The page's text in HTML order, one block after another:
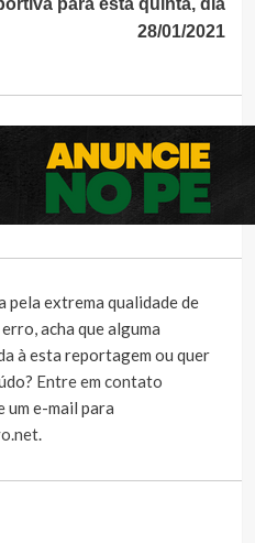
para esta quinta, dia
28/01/2021
pela extrema qualidade de
acha que alguma
à esta reportagem ou quer
Entre em contato
um e-mail para
.